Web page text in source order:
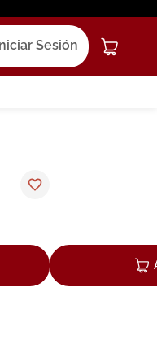
Iniciar Sesión